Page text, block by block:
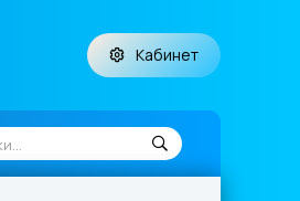
Кабинет